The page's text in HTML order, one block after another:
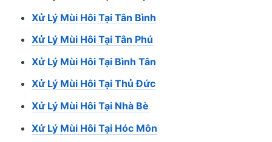
Xử Lý Mùi Hôi Tại Tân Bình
Xử Lý Mùi Hôi Tại Tân Phú
Xử Lý Mùi Hôi Tại Bình Tân
Xử Lý Mùi Hôi Tại Thủ Đức
Xử Lý Mùi Hôi Tại Nhà Bè
Xử Lý Mùi Hôi Tại Hóc Môn